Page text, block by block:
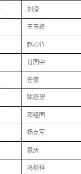
刘滢
王玉峰
赵心竹
肖国中
任蕾
陈德望
邓经国
杨克军
袁庆
冯祯祥